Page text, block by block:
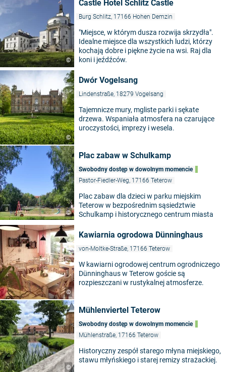
©
Castle Hotel Schlitz Castle
Burg Schlitz, 17166 Hohen Demzin
"Miejsce, w którym dusza rozwija skrzydła".
Idealne miejsce dla wszystkich ludzi, którzy
kochają dobre i piękne życie na wsi. Raj dla
koni i jeźdźców.
©
Dwór Vogelsang
Lindenstraße, 18279 Vogelsang
Tajemnicze mury, mgliste parki i sękate
drzewa. Wspaniała atmosfera na czarujące
uroczystości, imprezy i wesela.
©
Plac zabaw w Schulkamp
Swobodny dostęp w dowolnym momencie
Pastor-Fiedler-Weg, 17166 Teterow
Plac zabaw dla dzieci w parku miejskim
Teterow w bezpośrednim sąsiedztwie
Schulkamp i historycznego centrum miasta
©
Kawiarnia ogrodowa Dünninghaus
von-Moltke-Straße, 17166 Teterow
W kawiarni ogrodowej centrum ogrodniczego
Dünninghaus w Teterow goście są
rozpieszczani w rustykalnej atmosferze.
©
Mühlenviertel Teterow
Swobodny dostęp w dowolnym momencie
Mühlenstraße, 17166 Teterow
Historyczny zespół starego młyna miejskiego,
stawu młyńskiego i starej remizy strażackiej.